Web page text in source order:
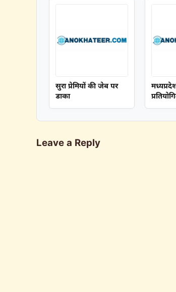
सुरा प्रेमियों की जेब पर
डाका
Leave a Reply